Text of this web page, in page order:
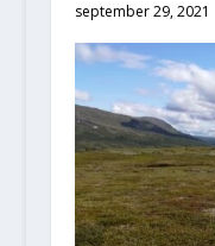
september 29, 2021